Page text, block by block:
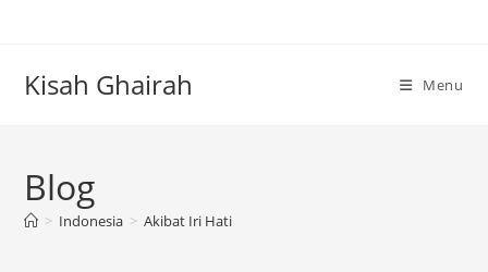
Kisah Ghairah Menu
Blog
> Indonesia > Akibat Iri Hati